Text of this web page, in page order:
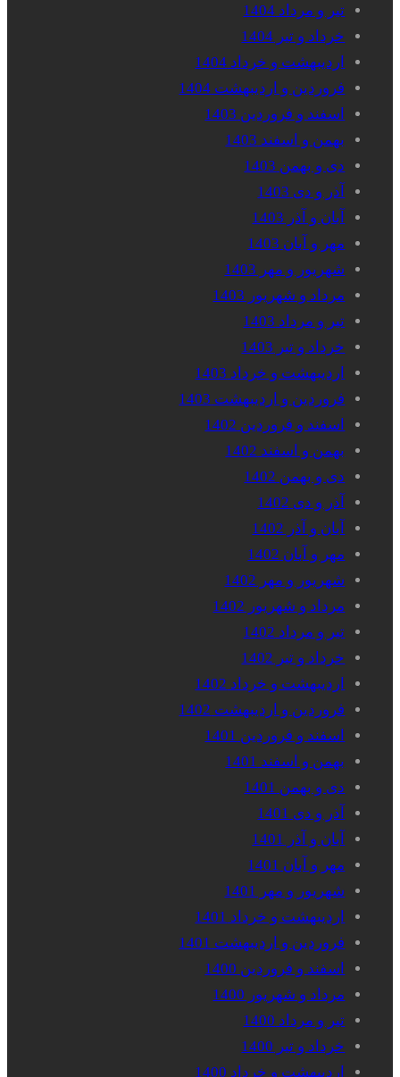
تیر و مرداد 1404
خرداد و تیر 1404
اردیبهشت و خرداد 1404
فروردین و اردیبهشت 1404
اسفند و فروردین 1403
بهمن و اسفند 1403
دی و بهمن 1403
آذر و دی 1403
آبان و آذر 1403
مهر و آبان 1403
شهریور و مهر 1403
مرداد و شهریور 1403
تیر و مرداد 1403
خرداد و تیر 1403
اردیبهشت و خرداد 1403
فروردین و اردیبهشت 1403
اسفند و فروردین 1402
بهمن و اسفند 1402
دی و بهمن 1402
آذر و دی 1402
آبان و آذر 1402
مهر و آبان 1402
شهریور و مهر 1402
مرداد و شهریور 1402
تیر و مرداد 1402
خرداد و تیر 1402
اردیبهشت و خرداد 1402
فروردین و اردیبهشت 1402
اسفند و فروردین 1401
بهمن و اسفند 1401
دی و بهمن 1401
آذر و دی 1401
آبان و آذر 1401
مهر و آبان 1401
شهریور و مهر 1401
اردیبهشت و خرداد 1401
فروردین و اردیبهشت 1401
اسفند و فروردین 1400
مرداد و شهریور 1400
تیر و مرداد 1400
خرداد و تیر 1400
اردیبهشت و خرداد 1400